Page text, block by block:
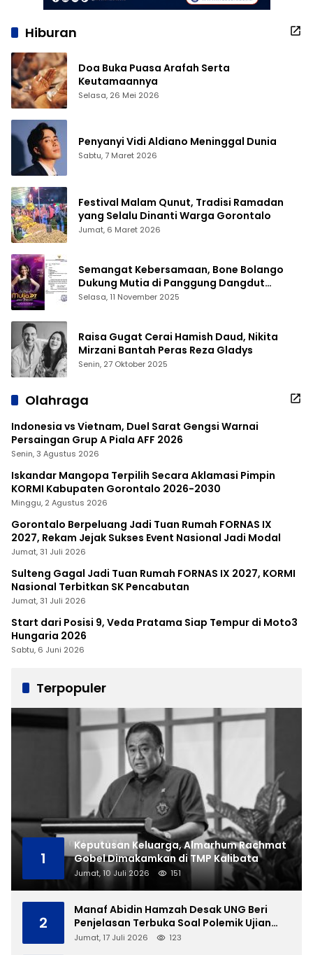
Hiburan
Doa Buka Puasa Arafah Serta
Keutamaannya
Selasa, 26 Mei 2026
Penyanyi Vidi Aldiano Meninggal Dunia
Sabtu, 7 Maret 2026
Festival Malam Qunut, Tradisi Ramadan
yang Selalu Dinanti Warga Gorontalo
Jumat, 6 Maret 2026
Semangat Kebersamaan, Bone Bolango
Dukung Mutia di Panggung Dangdut
Academy 7
Selasa, 11 November 2025
Raisa Gugat Cerai Hamish Daud, Nikita
Mirzani Bantah Peras Reza Gladys
Senin, 27 Oktober 2025
Olahraga
Indonesia vs Vietnam, Duel Sarat Gengsi Warnai
Persaingan Grup A Piala AFF 2026
Senin, 3 Agustus 2026
Iskandar Mangopa Terpilih Secara Aklamasi Pimpin
KORMI Kabupaten Gorontalo 2026-2030
Minggu, 2 Agustus 2026
Gorontalo Berpeluang Jadi Tuan Rumah FORNAS IX
2027, Rekam Jejak Sukses Event Nasional Jadi Modal
Jumat, 31 Juli 2026
Sulteng Gagal Jadi Tuan Rumah FORNAS IX 2027, KORMI
Nasional Terbitkan SK Pencabutan
Jumat, 31 Juli 2026
Start dari Posisi 9, Veda Pratama Siap Tempur di Moto3
Hungaria 2026
Sabtu, 6 Juni 2026
Terpopuler
1
Keputusan Keluarga, Almarhum Rachmat
Gobel Dimakamkan di TMP Kalibata
Jumat, 10 Juli 2026 151
2
Manaf Abidin Hamzah Desak UNG Beri
Penjelasan Terbuka Soal Polemik Ujian
Skripsi Mahasiswi
Jumat, 17 Juli 2026 123